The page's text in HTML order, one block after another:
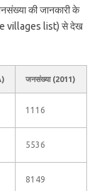
की जानकारी के
villages list) से देख
जनसंख्या (2011)
1116
5536
8149